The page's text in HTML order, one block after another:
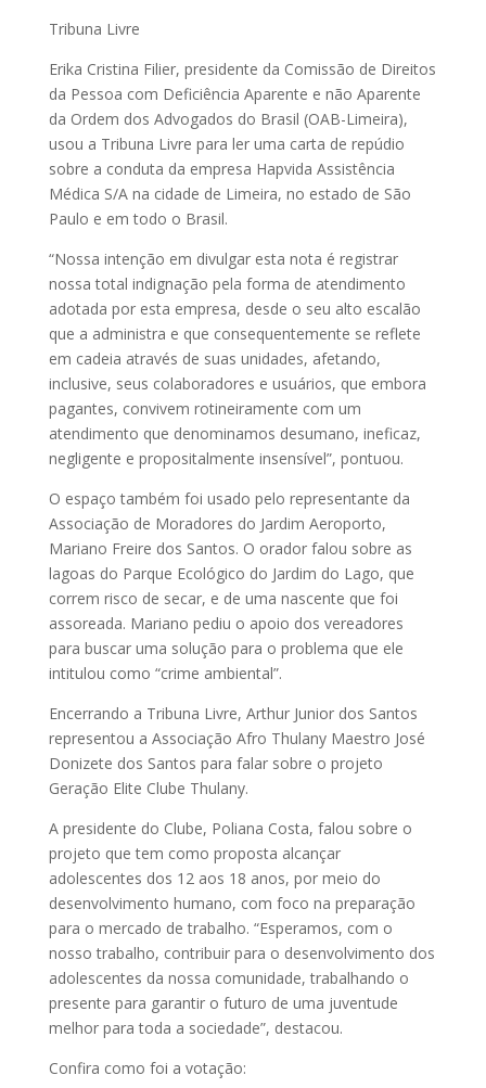
Tribuna Livre
Erika Cristina Filier, presidente da Comissão de Direitos
da Pessoa com Deficiência Aparente e não Aparente
da Ordem dos Advogados do Brasil (OAB-Limeira),
usou a Tribuna Livre para ler uma carta de repúdio
sobre a conduta da empresa Hapvida Assistência
Médica S/A na cidade de Limeira, no estado de São
Paulo e em todo o Brasil.
“Nossa intenção em divulgar esta nota é registrar
nossa total indignação pela forma de atendimento
adotada por esta empresa, desde o seu alto escalão
que a administra e que consequentemente se reflete
em cadeia através de suas unidades, afetando,
inclusive, seus colaboradores e usuários, que embora
pagantes, convivem rotineiramente com um
atendimento que denominamos desumano, ineficaz,
negligente e propositalmente insensível”, pontuou.
O espaço também foi usado pelo representante da
Associação de Moradores do Jardim Aeroporto,
Mariano Freire dos Santos. O orador falou sobre as
lagoas do Parque Ecológico do Jardim do Lago, que
correm risco de secar, e de uma nascente que foi
assoreada. Mariano pediu o apoio dos vereadores
para buscar uma solução para o problema que ele
intitulou como “crime ambiental”.
Encerrando a Tribuna Livre, Arthur Junior dos Santos
representou a Associação Afro Thulany Maestro José
Donizete dos Santos para falar sobre o projeto
Geração Elite Clube Thulany.
A presidente do Clube, Poliana Costa, falou sobre o
projeto que tem como proposta alcançar
adolescentes dos 12 aos 18 anos, por meio do
desenvolvimento humano, com foco na preparação
para o mercado de trabalho. “Esperamos, com o
nosso trabalho, contribuir para o desenvolvimento dos
adolescentes da nossa comunidade, trabalhando o
presente para garantir o futuro de uma juventude
melhor para toda a sociedade”, destacou.
Confira como foi a votação: